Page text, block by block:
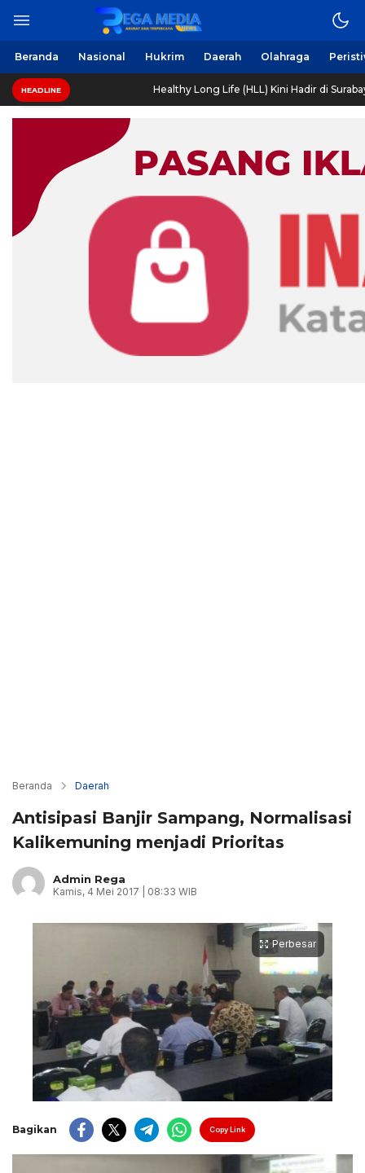
Beranda Nasional Hukrim Daerah Olahraga
HEADLINE Healthy Long Life (HLL) Kini Hadir di Surabaya Dengan
Beranda Daerah
Antisipasi Banjir Sampang, Normalisasi
Kalikemuning menjadi Prioritas
Admin Rega
Kamis, 4 Mei 2017 | 08:33 WIB
Perbesar
Bagikan Copy Link